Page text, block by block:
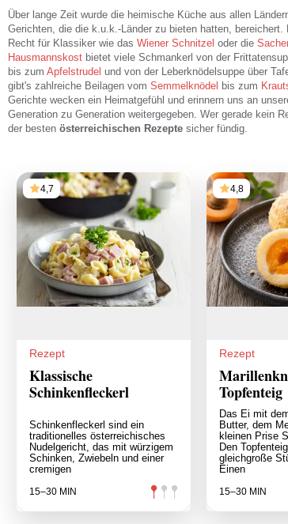
Über lange Zeit wurde die heimische Küche aus allen
Gerichten, die die k.u.k.-Länder zu bieten hatten,
Recht für Klassiker wie das Wiener Schnitzel oder die
Hausmannskost bietet viele Schmankerl von der
bis zum Apfelstrudel und von der Leberknödelsuppe über
gibt's zahlreiche Beilagen vom Semmelknödel bis zum
Gerichte wecken ein Heimatgefühl und erinnern uns an
Generation zu Generation weitergegeben. Wer gerade kein
der besten österreichischen Rezepte sicher fündig.
4,7
Rezept
Klassische
Schinkenfleckerl
Schinkenfleckerl sind ein
traditionelles österreichisches
Nudelgericht, das mit würzigem
Schinken, Zwiebeln und einer
cremigen
15–30 MIN
4,8
Rezept
Topfenteig
Das Ei mit
Butter, dem
kleinen Prise
Den
gleichgroße
Einen
15–30 MIN